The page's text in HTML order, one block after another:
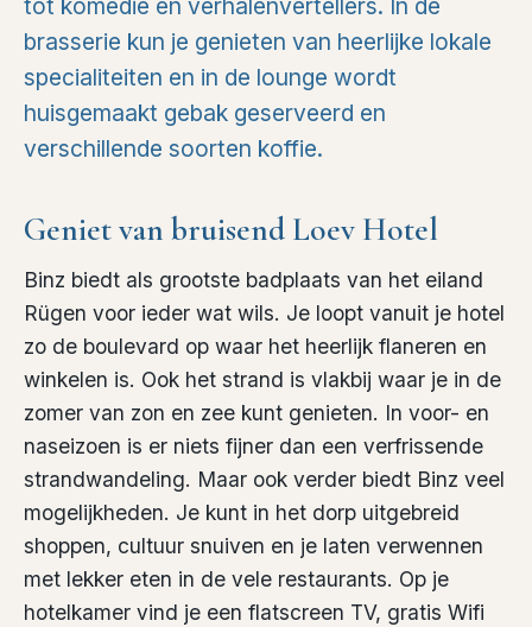
tot komedie en verhalenvertellers. In de
brasserie kun je genieten van heerlijke lokale
specialiteiten en in de lounge wordt
huisgemaakt gebak geserveerd en
verschillende soorten koffie.
Geniet van bruisend Loev Hotel
Binz biedt als grootste badplaats van het eiland
Rügen voor ieder wat wils. Je loopt vanuit je hotel
zo de boulevard op waar het heerlijk flaneren en
winkelen is. Ook het strand is vlakbij waar je in de
zomer van zon en zee kunt genieten. In voor- en
naseizoen is er niets fijner dan een verfrissende
strandwandeling. Maar ook verder biedt Binz veel
mogelijkheden. Je kunt in het dorp uitgebreid
shoppen, cultuur snuiven en je laten verwennen
met lekker eten in de vele restaurants. Op je
hotelkamer vind je een flatscreen TV, gratis Wifi